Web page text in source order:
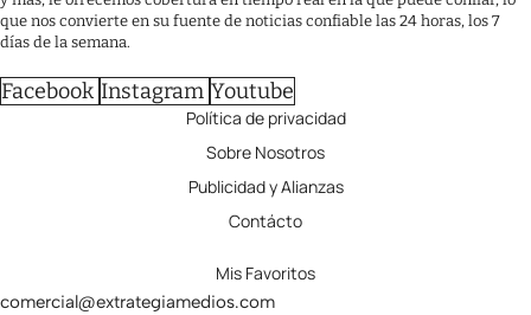
que nos convierte en su fuente de noticias confiable las 24 horas, los 7
días de la semana.
Facebook Instagram Youtube
Política de privacidad
Sobre Nosotros
Publicidad y Alianzas
Contácto
Mis Favoritos
comercial@extrategiamedios.com